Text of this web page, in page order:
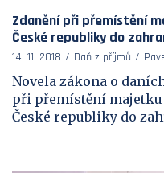
Zdanění při přemístění
České republiky do
14. 11. 2018 Daň z příjmů
Novela zákona o
při přemístění
České republiky do